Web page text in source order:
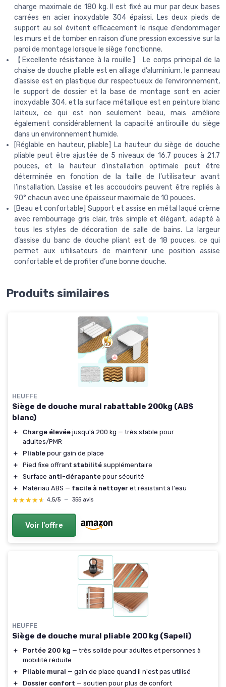
charge maximale de 180 kg. Il est fixé au mur par deux bases
carrées en acier inoxydable 304 épaissi. Les deux pieds de
support au sol évitent efficacement le risque d’endommager
les murs et de tomber en raison d’une pression excessive sur la
paroi de montage lorsque le siège fonctionne.
【Excellente résistance à la rouille】 Le corps principal de la
chaise de douche pliable est en alliage d’aluminium, le panneau
d’assise est en plastique dur respectueux de l’environnement,
le support de dossier et la base de montage sont en acier
inoxydable 304, et la surface métallique est en peinture blanc
laiteux, ce qui est non seulement beau, mais améliore
également considérablement la capacité antirouille du siège
dans un environnement humide.
[Réglable en hauteur, pliable] La hauteur du siège de douche
pliable peut être ajustée de 5 niveaux de 16,7 pouces à 21,7
pouces, et la hauteur d’installation optimale peut être
déterminée en fonction de la taille de l’utilisateur avant
l’installation. L’assise et les accoudoirs peuvent être repliés à
90° chacun avec une épaisseur maximale de 10 pouces.
[Beau et confortable] Support et assise en métal laqué crème
avec rembourrage gris clair, très simple et élégant, adapté à
tous les styles de décoration de salle de bains. La largeur
d’assise du banc de douche pliant est de 18 pouces, ce qui
permet aux utilisateurs de maintenir une position assise
confortable et de profiter d’une bonne douche.
Produits similaires
HEUFFE
Siège de douche mural rabattable 200kg (ABS
blanc)
＋ Charge élevée jusqu'à 200 kg — très stable pour
adultes/PMR
＋
Pliable pour gain de place
＋
Pied fixe offrant stabilité supplémentaire
＋
Surface anti-dérapante pour sécurité
＋
Matériau ABS — facile à nettoyer et résistant à l'eau
★★★★★
★★★★★ 4,5/5 — 355 avis
Voir l'offre
HEUFFE
Siège de douche mural pliable 200 kg (Sapeli)
＋ Portée 200 kg — très solide pour adultes et personnes à
mobilité réduite
＋
Pliable mural — gain de place quand il n'est pas utilisé
＋
Dossier confort — soutien pour plus de confort